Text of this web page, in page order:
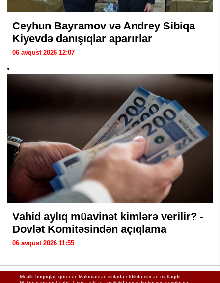
Ceyhun Bayramov və Andrey Sibiqa
Kiyevdə danışıqlar aparırlar
06 avqust 2026 12:07
Vahid aylıq müavinət kimlərə verilir? -
Dövlət Komitəsindən açıqlama
06 avqust 2026 11:55
Müəllif hüquqları qorunur. Məlumatdan istifadə etdikdə istinad mütləqdir.